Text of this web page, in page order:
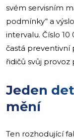
svém servisním
podmínky“ a
intervalu. Číslo
častá preventivní
řidičů svůj provoz
Jeden
mění
Ten rozhodující